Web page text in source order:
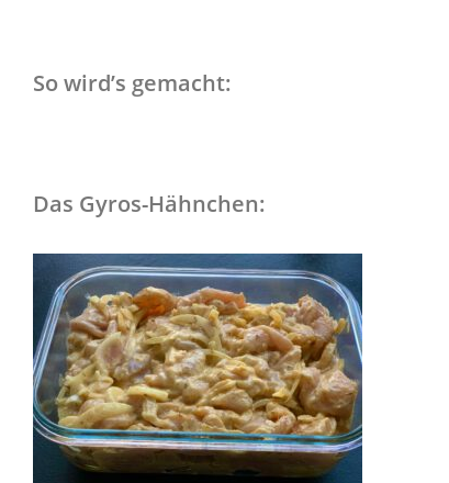
So wird’s gemacht:
Das Gyros-Hähnchen: